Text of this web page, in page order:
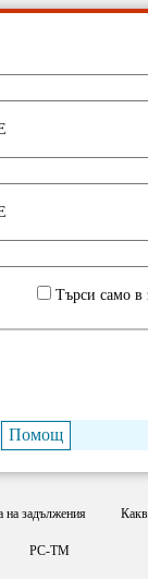
Търси само в
на задължения
РС-ТМ